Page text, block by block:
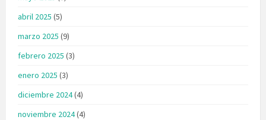
abril 2025 (5)
marzo 2025 (9)
febrero 2025 (3)
enero 2025 (3)
diciembre 2024(4)
noviembre 2024(4)